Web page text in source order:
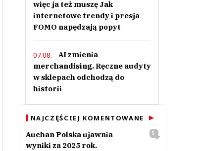
więc ja też muszę Jak
internetowe trendy i presja
FOMO napędzają popyt
07.08.
AI zmienia
merchandising. Ręczne audyty
w sklepach odchodzą do
historii
NAJCZĘŚCIEJ KOMENTOWANE
Auchan Polska ujawnia
wyniki za 2025 rok.
5